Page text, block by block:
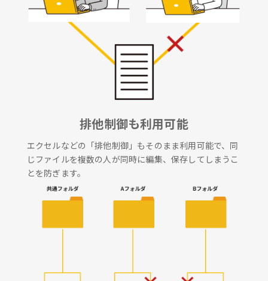
排他制御も利用可能
エクセルなどの「排他制御」もそのまま利用可能で、同
じファイルを複数の人が同時に編集、保存してしまうこ
とを防ぎます。